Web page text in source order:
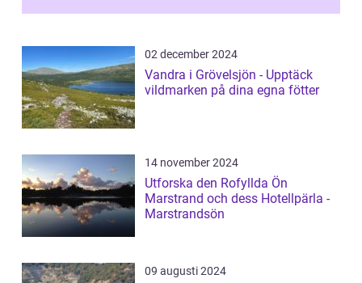
02 december 2024
Vandra i Grövelsjön - Upptäck
vildmarken på dina egna fötter
14 november 2024
Utforska den Rofyllda Ön
Marstrand och dess Hotellpärla -
Marstrandsön
09 augusti 2024